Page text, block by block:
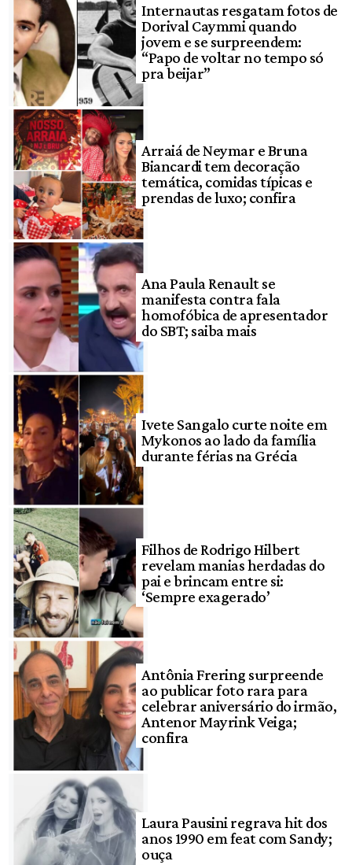
Internautas resgatam fotos de
Dorival Caymmi quando
jovem e se surpreendem:
“Papo de voltar no tempo só
pra beijar”
Arraiá de Neymar e Bruna
Biancardi tem decoração
temática, comidas típicas e
prendas de luxo; confira
Ana Paula Renault se
manifesta contra fala
homofóbica de apresentador
do SBT; saiba mais
Ivete Sangalo curte noite em
Mykonos ao lado da família
durante férias na Grécia
Filhos de Rodrigo Hilbert
revelam manias herdadas do
pai e brincam entre si:
‘Sempre exagerado’
Antônia Frering surpreende
ao publicar foto rara para
celebrar aniversário do irmão,
Antenor Mayrink Veiga;
confira
Laura Pausini regrava hit dos
anos 1990 em feat com Sandy;
ouça